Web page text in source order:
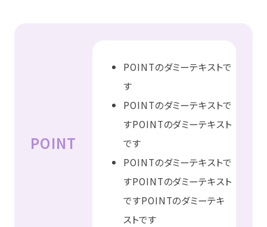
POINT
POINTのダミーテキストで
す
POINTのダミーテキストで
すPOINTのダミーテキスト
です
POINTのダミーテキストで
すPOINTのダミーテキスト
ですPOINTのダミーテキ
ストです